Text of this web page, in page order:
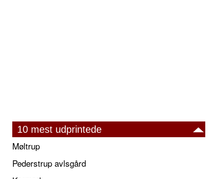
10 mest udprintede
Møltrup
Pederstrup avlsgård